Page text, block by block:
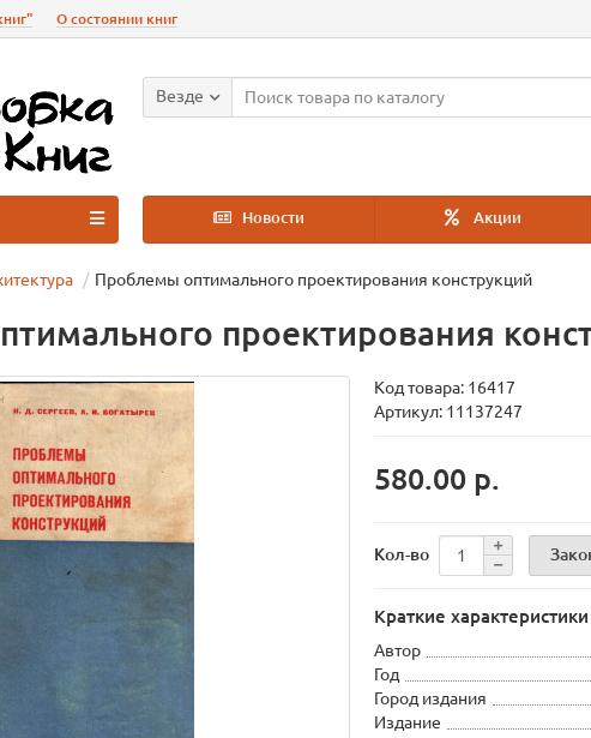
О состоянии книг
Везде
Новости Акции
Проблемы оптимального проектирования конструкций
проектирования
Код товара: 16417
Артикул: 11137247
580.00 р.
Кол-во
Краткие характеристики
Автор
Год
Город издания
Издание